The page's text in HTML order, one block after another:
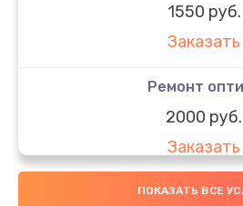
1550 руб.
Заказать
Ремонт
2000 руб.
Заказать
Восстановление
ПОКАЗАТЬ ВСЕ